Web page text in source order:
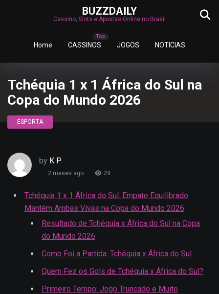
BUZZDAILY
Cassino, Slots e Apostas Online no Brasil
Home CASSINOS JOGOS NOTICIAS
Tchéquia 1 x 1 África do Sul na
Copa do Mundo 2026
ESPORTA
by K P
2 meses ago 29
Tchéquia 1 x 1 África do Sul: Empate Equilibrado
Mantém Ambas Vivas na Copa do Mundo 2026
Resultado de Tchéquia x África do Sul na Copa
do Mundo 2026
Como Foi a Partida: Tchéquia x África do Sul
Quem Fez os Gols de Tchéquia x África do Sul?
Primeiro Tempo: Jogo Truncado e Muito